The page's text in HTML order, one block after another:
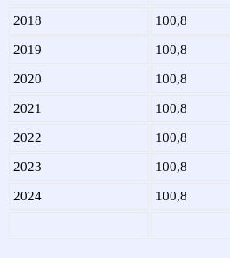
2018 100,8
2019 100,8
2020 100,8
2021 100,8
2022 100,8
2023 100,8
2024 100,8